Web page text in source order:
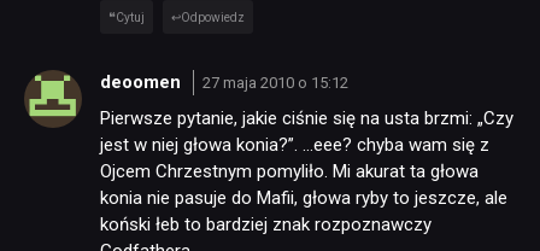
Cytuj Odpowiedz
deoomen 27 maja 2010 o 15:12
Pierwsze pytanie, jakie ciśnie się na usta brzmi: „Czy
jest w niej głowa konia?”. …eee? chyba wam się z
Ojcem Chrzestnym pomyliło. Mi akurat ta głowa
konia nie pasuje do Mafii, głowa ryby to jeszcze, ale
koński łeb to bardziej znak rozpoznawczy